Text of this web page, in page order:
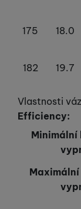
175
18.0
182
19.7
Vlastnosti
Efficiency:
Minimální